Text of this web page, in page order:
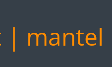
| mantel